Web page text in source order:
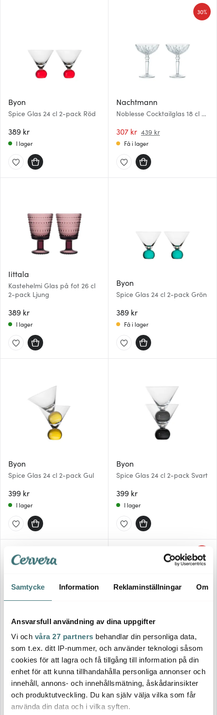
Samtycke Information Reklaminställningar Om
Ansvarsfull användning av dina uppgifter
Vi och våra 27 partners behandlar din personliga data,
som t.ex. ditt IP-nummer, och använder teknologi såsom
cookies för att lagra och få tillgång till information på din
enhet för att kunna tillhandahålla personliga annonser och
innehåll, annons- och innehållsmätning, åskådarinsikter
och produktutveckling. Du kan själv välja vilka som får
använda din data och i vilka syften.
Byon
Spice Glas 24 cl 2-pack Röd
389 kr
I lager
Nachtmann
Noblesse Cocktailglas 18 cl 2-
307 kr 439 kr
30%
Få i lager
Iittala
Kastehelmi Glas på fot 26 cl
2-pack Ljung
389 kr
I lager
Byon
Spice Glas 24 cl 2-pack Grön
389 kr
Få i lager
Byon
Spice Glas 24 cl 2-pack Gul
399 kr
I lager
Byon
Spice Glas 24 cl 2-pack Svart
399 kr
I lager
Spice Glas 24 cl 2-pack Klar
399 kr
I lager
Byon
Indy Glas 2-pack 24 cl Klar
239 kr 399 kr
40%
I lager